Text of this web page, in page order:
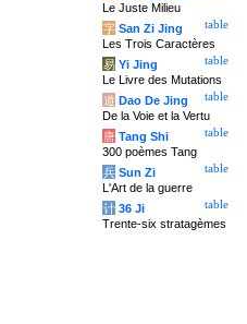
Le Juste Milieu
table
字 San Zi Jing
Les Trois Caractères
table
易 Yi Jing
Le Livre des Mutations
table
道 Dao De Jing
De la Voie et la Vertu
table
唐 Tang Shi
300 poèmes Tang
table
兵 Sun Zi
L'Art de la guerre
table
计 36 Ji
Trente-six stratagèmes